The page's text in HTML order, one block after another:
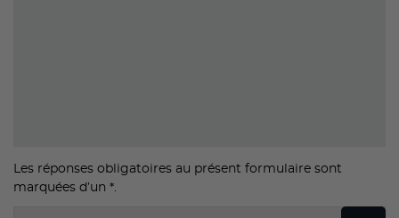
Les réponses obligatoires au présent formulaire sont
marquées d’un *.